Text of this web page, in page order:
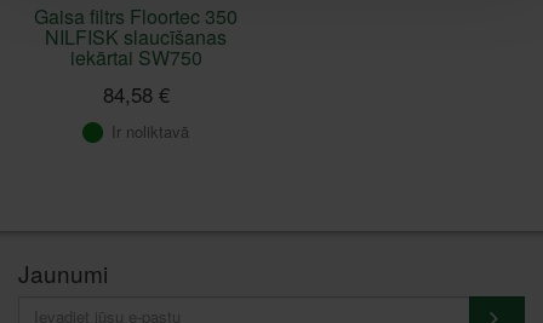
Gaisa filtrs Floortec 350
NILFISK slaucīšanas
iekārtai SW750
84,58 €
Ir noliktavā
Jaunumi